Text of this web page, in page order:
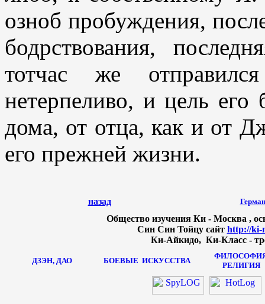
озноб пробуждения,
бодрствования,
тотчас же
нетерпеливо, и цель его
дома, от отца, как и от
его прежней жизни.
назад
Общество изучения Ки - Москва ,
Син Син Тойцу сайт http://ki-
Ки-Айкидо, Ки-Класс -
ДЗЭН, ДАО БОЕВЫЕ ИСКУССТВА
РЕЛИГИЯ